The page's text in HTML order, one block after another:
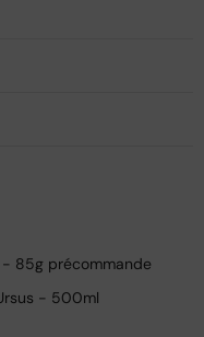
- 85g précommande
- 500ml